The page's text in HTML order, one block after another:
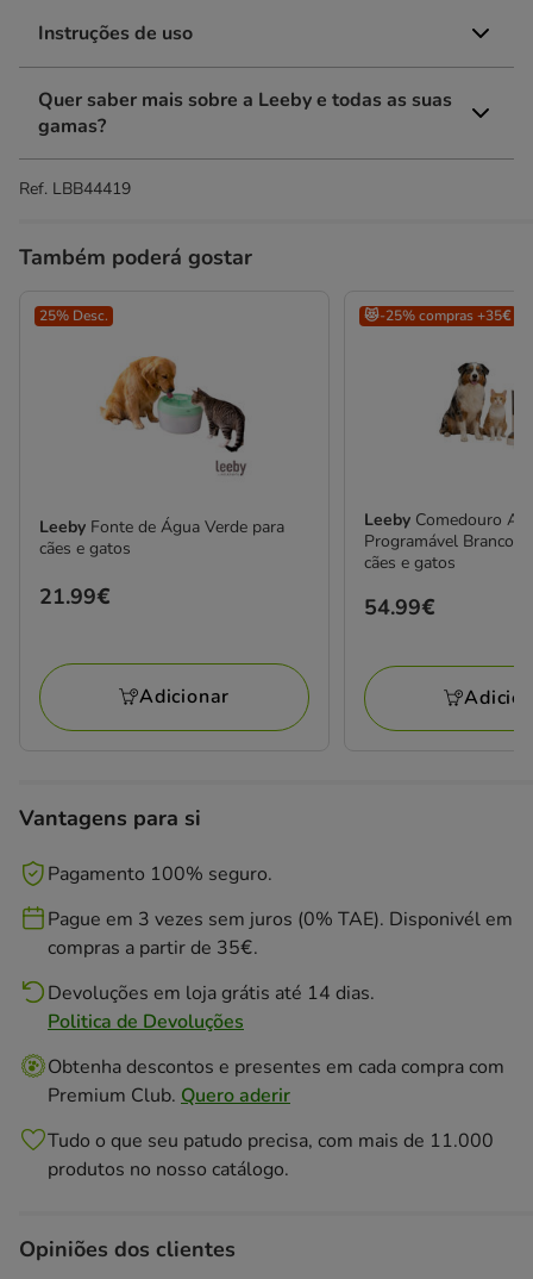
Instruções de uso
Quer saber mais sobre a Leeby e todas as suas
gamas?
Ref. LBB44419
Também poderá gostar
25% Desc.
Leeby Fonte de Água Verde para
cães e gatos
Preço
21.99€
Adicionar
😻-25% compras +35€
Leeby Comedouro
Programável Branco
cães e gatos
Preço
54.99€
Vantagens para si
Pagamento 100% seguro.
Pague em 3 vezes sem juros (0% TAE). Disponivél em
compras a partir de 35€.
Devoluções em loja grátis até 14 dias.
Politica de Devoluções
Obtenha descontos e presentes em cada compra com
Premium Club. Quero aderir
Tudo o que seu patudo precisa, com mais de 11.000
produtos no nosso catálogo.
Opiniões dos clientes